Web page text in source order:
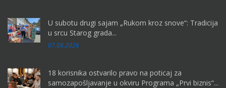
U subotu drugi sajam „Rukom kroz snove“: Tradicija
u srcu Starog grada...
07.08.2026
18 korisnika ostvarilo pravo na poticaj za
samozapošljavanje u okviru Programa „Prvi biznis“...